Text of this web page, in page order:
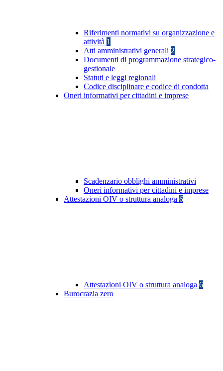
Riferimenti normativi su organizzazione e
attività 1
Atti amministrativi generali 2
Documenti di programmazione strategico-
gestionale
Statuti e leggi regionali
Codice disciplinare e codice di condotta
Oneri informativi per cittadini e imprese
Scadenzario obblighi amministrativi
Oneri informativi per cittadini e imprese
Attestazioni OIV o struttura analoga 6
Attestazioni OIV o struttura analoga 6
Burocrazia zero